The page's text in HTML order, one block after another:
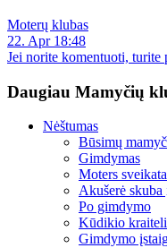
Moterų klubas
22. Apr 18:48
Jei norite komentuoti, turite
Daugiau Mamyčių
Nėštumas
Būsimų
Gimdymas
Moters sveikata
Akušerė skuba
Po gimdymo
Kūdikio
Gimdymo